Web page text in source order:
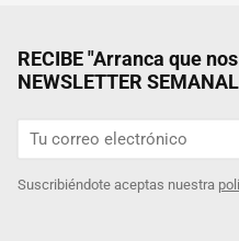
RECIBE "Arranca que
NEWSLETTER SEMANAL
Suscribiéndote aceptas nuestra